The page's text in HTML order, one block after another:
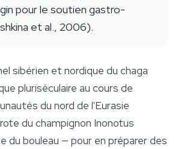
pour le soutien gastro-
et al., 2006).
sibérien et nordique du chaga
pluriséculaire au cours de
du nord de l'Eurasie
du champignon Inonotus
du bouleau — pour en préparer des